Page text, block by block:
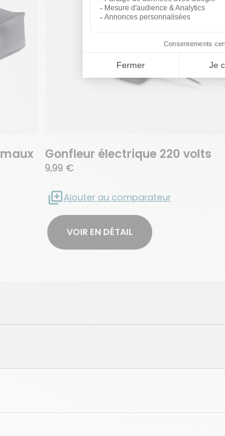
Gonfleur électrique 220 volts
9,99 €
Ajouter au comparateur
VOIR EN DÉTAIL